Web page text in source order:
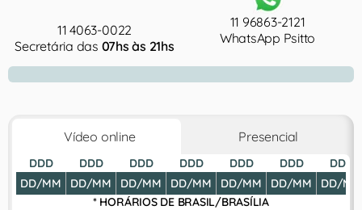
11 4063-0022
Secretária das 07hs às 21hs
11 96863-2121
WhatsApp Psitto
Vídeo online Presencial
DDD
DD/MM
DDD
DD/MM
DDD
DD/MM
DDD
DD/MM
DDD
DD/MM
DDD
DD/MM
DDD
DD/MM
* HORÁRIOS DE BRASIL/BRASÍLIA